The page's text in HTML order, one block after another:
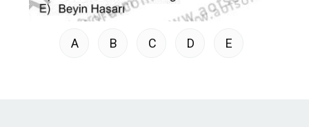
A B C D E